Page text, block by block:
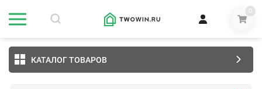
0
КАТАЛОГ ТОВАРОВ